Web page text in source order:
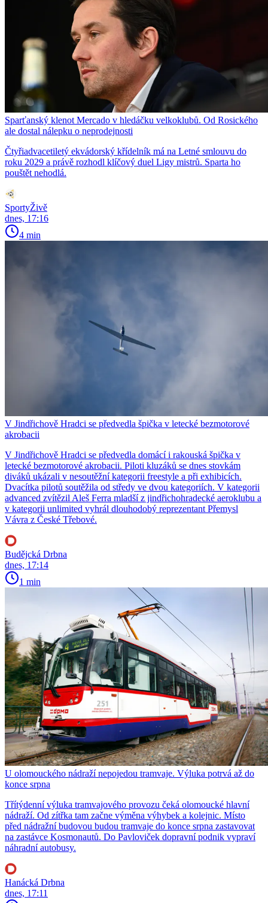
Sparťanský klenot Mercado v hledáčku velkoklubů. Od Rosického
ale dostal nálepku o neprodejnosti
Čtyřiadvacetiletý ekvádorský křídelník má na Letné smlouvu do
roku 2029 a právě rozhodl klíčový duel Ligy mistrů. Sparta ho
pouštět nehodlá.
SportyŽivě
dnes, 17:16
4 min
V Jindřichově Hradci se předvedla špička v letecké bezmotorové
akrobacii
V Jindřichově Hradci se předvedla domácí i rakouská špička v
letecké bezmotorové akrobacii. Piloti kluzáků se dnes stovkám
diváků ukázali v nesoutěžní kategorii freestyle a při exhibicích.
Dvacítka pilotů soutěžila od středy ve dvou kategoriích. V kategorii
advanced zvítězil Aleš Ferra mladší z jindřichohradecké aeroklubu a
v kategorii unlimited vyhrál dlouhodobý reprezentant Přemysl
Vávra z České Třebové.
Budějcká Drbna
dnes, 17:14
1 min
U olomouckého nádraží nepojedou tramvaje. Výluka potrvá až do
konce srpna
Třítýdenní výluka tramvajového provozu čeká olomoucké hlavní
nádraží. Od zítřka tam začne výměna výhybek a kolejnic. Místo
před nádražní budovou budou tramvaje do konce srpna zastavovat
na zastávce Kosmonautů. Do Pavloviček dopravní podnik vypraví
náhradní autobusy.
Hanácká Drbna
dnes, 17:11